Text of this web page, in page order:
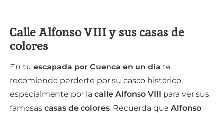
Calle Alfonso VIII y sus casas de
colores
En tu escapada por Cuenca en un día te
recomiendo perderte por su casco histórico,
especialmente por la calle Alfonso VIII para ver sus
famosas casas de colores. Recuerda que Alfonso